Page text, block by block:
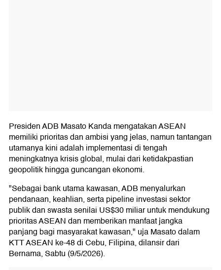
Presiden ADB Masato Kanda mengatakan ASEAN
memiliki prioritas dan ambisi yang jelas, namun tantangan
utamanya kini adalah implementasi di tengah
meningkatnya krisis global, mulai dari ketidakpastian
geopolitik hingga guncangan ekonomi.
"Sebagai bank utama kawasan, ADB menyalurkan
pendanaan, keahlian, serta pipeline investasi sektor
publik dan swasta senilai US$30 miliar untuk mendukung
prioritas ASEAN dan memberikan manfaat jangka
panjang bagi masyarakat kawasan," uja Masato dalam
KTT ASEAN ke-48 di Cebu, Filipina, dilansir dari
Bernama, Sabtu (9/5/2026).